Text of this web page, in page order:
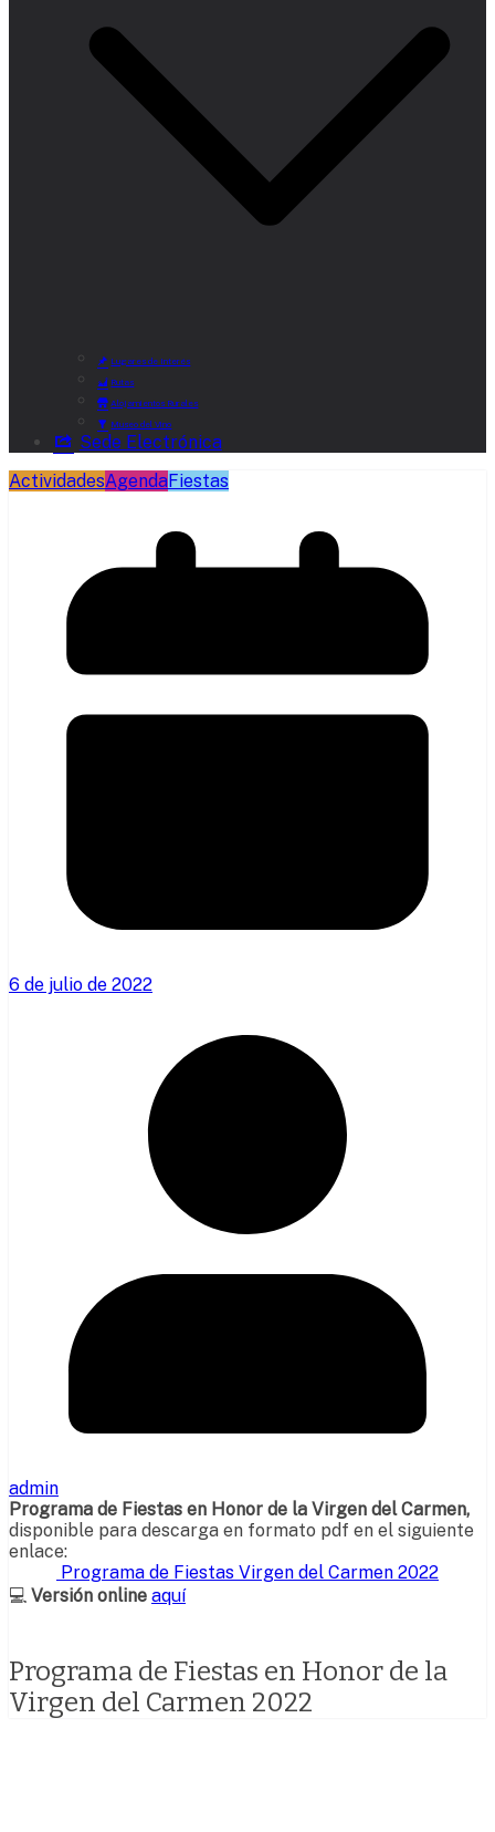
Lugares de Interés
Rutas
Alojamientos Rurales
Museo del Vino
Sede Electrónica
ActividadesAgendaFiestas
6 de julio de 2022
admin
Programa de Fiestas en Honor de la Virgen del Carmen,
disponible para descarga en formato pdf en el siguiente
enlace:
Programa de Fiestas Virgen del Carmen 2022
💻 Versión online aquí
Programa de Fiestas en Honor de la
Virgen del Carmen 2022